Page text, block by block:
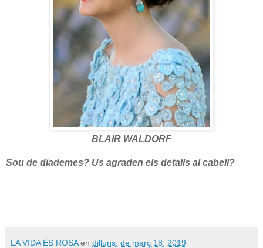
BLAIR WALDORF
Sou de diademes? Us agraden els detalls al cabell?
LA VIDA ÉS ROSA en dilluns, de març 18, 2019